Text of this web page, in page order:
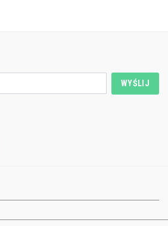
WYŚLIJ